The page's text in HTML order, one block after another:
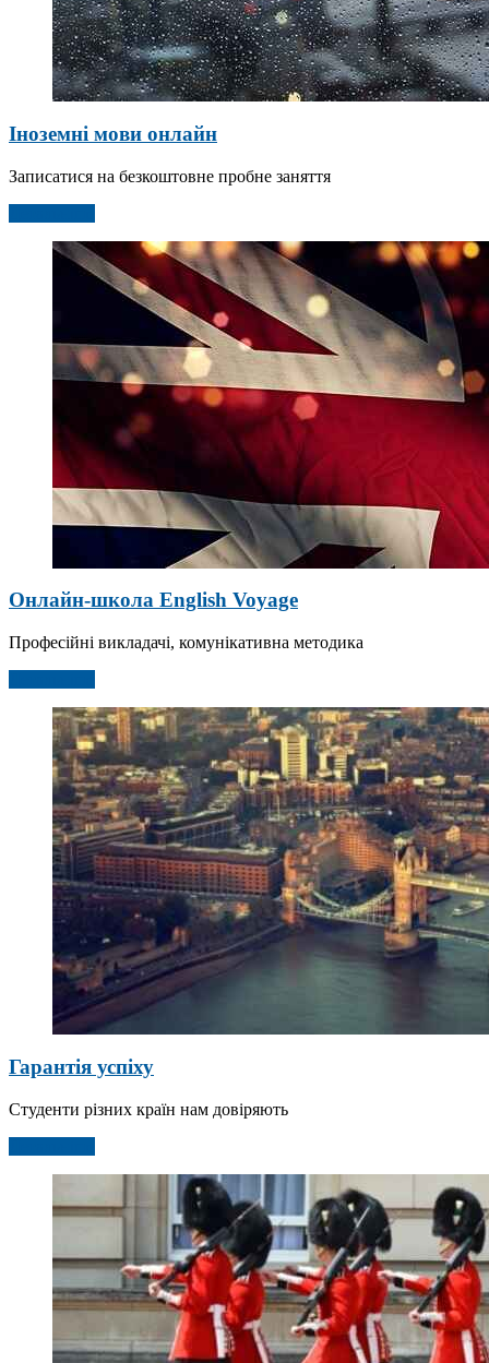
Іноземні мови онлайн
Записатися на безкоштовне пробне заняття
Онлайн-школа English Voyage
Професійні викладачі, комунікативна методика
Гарантія успіху
Студенти різних країн нам довіряють